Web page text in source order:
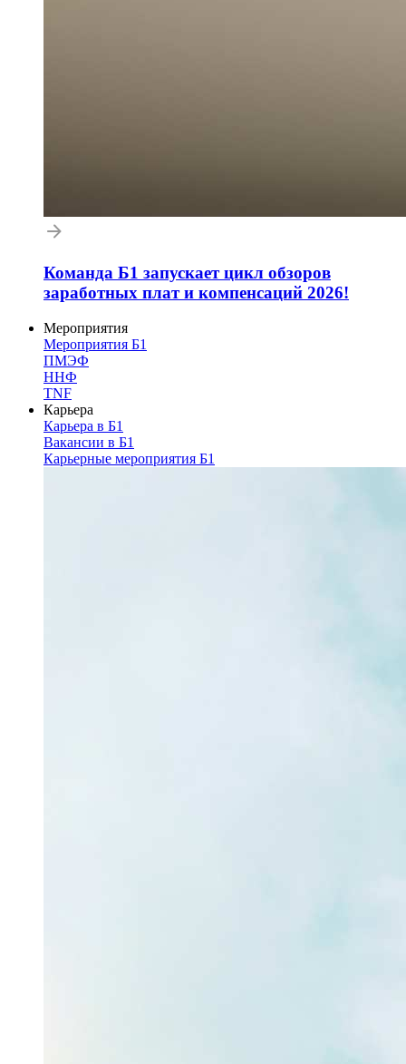
Команда Б1 запускает цикл обзоров
заработных плат и компенсаций 2026!
Мероприятия
Мероприятия Б1
ПМЭФ
ННФ
TNF
Карьера
Карьера в Б1
Вакансии в Б1
Карьерные мероприятия Б1